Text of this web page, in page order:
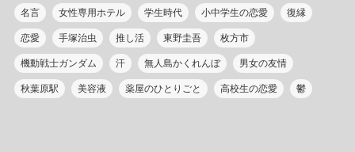
名言 女性専用ホテル 学生時代 小中学生の恋愛 復縁
恋愛 手塚治虫 推し活 東野圭吾 枚方市
機動戦士ガンダム 汗 無人島かくれんぼ 男女の友情
秋葉原駅 美容液 薬屋のひとりごと 高校生の恋愛 鬱